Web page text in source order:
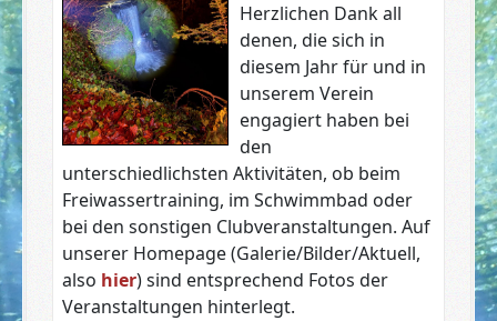
Herzlichen Dank all
denen, die sich in
diesem Jahr für und in
unserem Verein
engagiert haben bei
den
unterschiedlichsten Aktivitäten, ob beim
Freiwassertraining, im Schwimmbad oder
bei den sonstigen Clubveranstaltungen. Auf
unserer Homepage (Galerie/Bilder/Aktuell,
also hier) sind entsprechend Fotos der
Veranstaltungen hinterlegt.